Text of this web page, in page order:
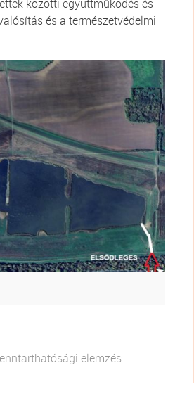
közötti együttműködés és
és a természetvédelmi
elemzés